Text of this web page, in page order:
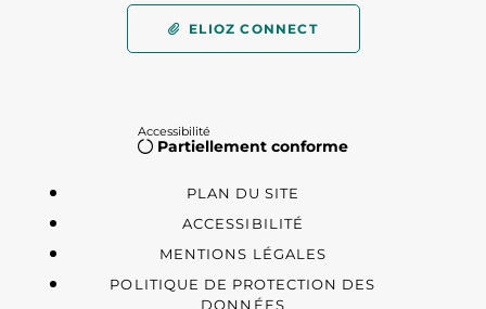
ELIOZ CONNECT
Accessibilité
Partiellement conforme
PLAN DU SITE
ACCESSIBILITÉ
MENTIONS LÉGALES
POLITIQUE DE PROTECTION DES
DONNÉES